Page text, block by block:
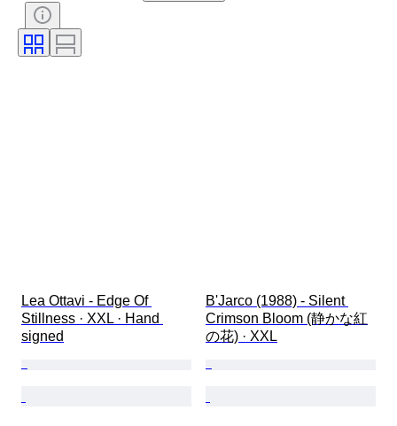
Lea Ottavi - Edge Of
Stillness · XXL · Hand
signed
B'Jarco (1988) - Silent
Crimson Bloom (静かな紅
の花) · XXL